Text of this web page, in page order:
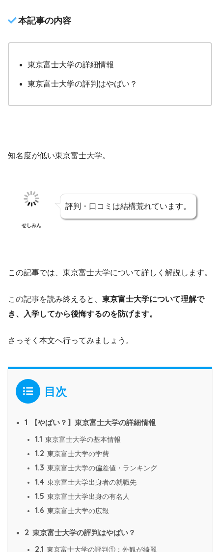
本記事の内容
東京富士大学の詳細情報
東京富士大学の評判はやばい？
知名度が低い東京富士大学。
せしみん
評判・口コミは結構荒れています。
この記事では、東京富士大学について詳しく解説します。
この記事を読み終えると、 東京富士大学について理解で
き、入学してから後悔するのを防げます。
さっそく本文へ行ってみましょう。
目次
1 【やばい？】東京富士大学の詳細情報
1.1 東京富士大学の基本情報
1.2 東京富士大学の学費
1.3 東京富士大学の偏差値・ランキング
1.4 東京富士大学出身者の就職先
1.5 東京富士大学出身の有名人
1.6 東京富士大学の広報
2 東京富士大学の評判はやばい？
2.1 東京富士大学の評判①：外観が綺麗